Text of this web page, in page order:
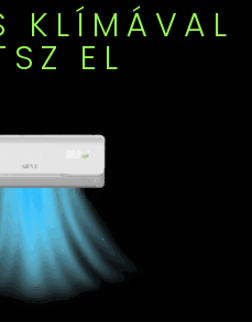
KLÍMÁVAL
EL